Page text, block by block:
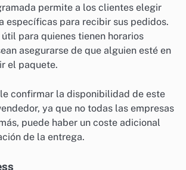
permite a los clientes elegir
específicas para recibir sus pedidos.
para quienes tienen horarios
asegurarse de que alguien esté en
el paquete.
confirmar la disponibilidad de este
ya que no todas las empresas
puede haber un coste adicional
de la entrega.